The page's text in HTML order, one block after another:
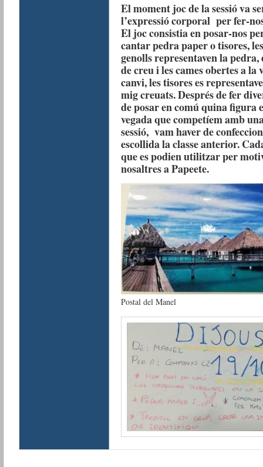
El moment joc de la sessió va
l’expressió corporal per fer-
El joc consistia en posar-nos
cantar pedra paper o tisores,
genolls representaven la
de creu i les cames obertes a
canvi, les tisores es
mig creuats. Després de fer
de posar en comú quina figura
vegada que competíem amb
sessió, vam haver de
escollida la classe anterior.
que es podien utilitzar per
nosaltres a Papeete.
Postal del Manel